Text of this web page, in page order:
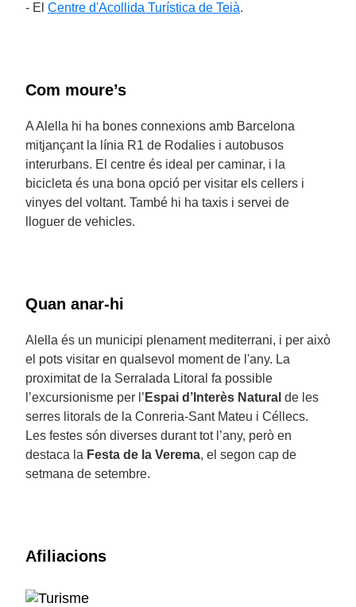
- El Centre d'Acollida Turística de Teià.
Com moure’s
A Alella hi ha bones connexions amb Barcelona
mitjançant la línia R1 de Rodalies i autobusos
interurbans. El centre és ideal per caminar, i la
bicicleta és una bona opció per visitar els cellers i
vinyes del voltant. També hi ha taxis i servei de
lloguer de vehicles.
Quan anar-hi
Alella és un municipi plenament mediterrani, i per això
el pots visitar en qualsevol moment de l'any. La
proximitat de la Serralada Litoral fa possible
l’excursionisme per l’ Espai d’Interès Natural de les
serres litorals de la Conreria-Sant Mateu i Céllecs.
Les festes són diverses durant tot l’any, però en
destaca la Festa de la Verema, el segon cap de
setmana de setembre.
Afiliacions